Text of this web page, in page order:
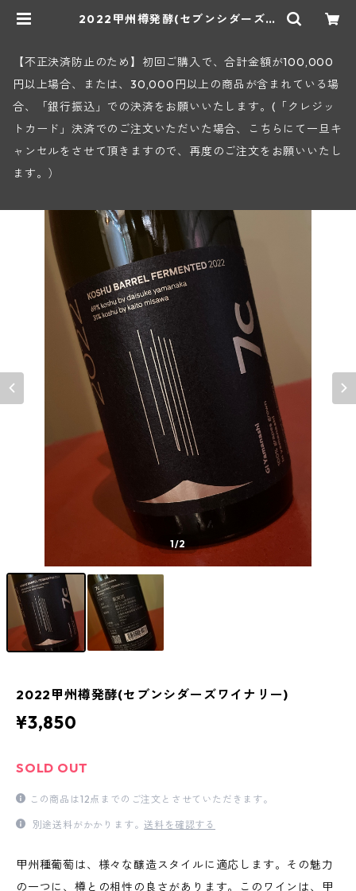
2022甲州樽発酵(セブンシダーズワ
【不正決済防止のため】初回ご購入で、合計金額が100,000
円以上場合、または、30,000円以上の商品が含まれている場
合、「銀行振込」での決済をお願いいたします。(「クレジッ
トカード」決済でのご注文いただいた場合、こちらにて一旦キ
ャンセルをさせて頂きますので、再度のご注文をお願いいたし
ます。）
1/2
2022甲州樽発酵(セブンシダーズワイナリー)
¥3,850
SOLD OUT
この商品は12点までのご注文とさせていただきます。
別途送料がかかります。送料を確認する
甲州種葡萄は、様々な醸造スタイルに適応します。その魅力
の一つに、樽との相性の良さがあります。このワインは、甲